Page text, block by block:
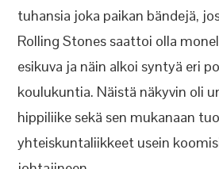
tuhansia joka paikan bändejä,
Rolling Stones saattoi olla
esikuva ja näin alkoi syntyä eri
koulukuntia. Näistä näkyvin oli
hippiliike sekä sen mukanaan
yhteiskuntaliikkeet usein